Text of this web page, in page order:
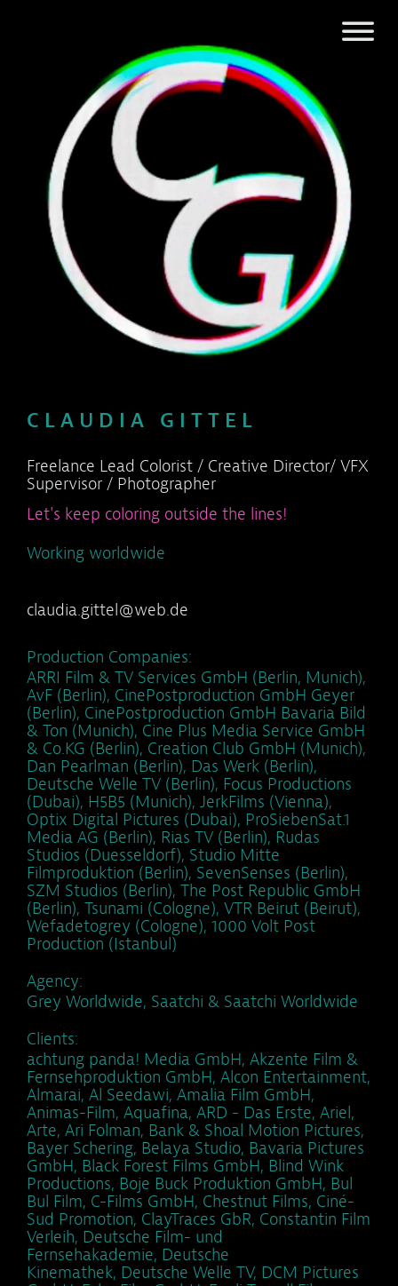
C L A U D I A G I T T E L
Freelance Lead Colorist / Creative Director/ VFX
Supervisor / Photographer
Let's keep coloring outside the lines!
Working worldwide
claudia.gittel@web.de
Production Companies:
ARRI Film & TV Services GmbH (Berlin, Munich),
AvF (Berlin), CinePostproduction GmbH Geyer
(Berlin), CinePostproduction GmbH Bavaria Bild
& Ton (Munich), Cine Plus Media Service GmbH
& Co.KG (Berlin), Creation Club GmbH (Munich),
Dan Pearlman (Berlin), Das Werk (Berlin),
Deutsche Welle TV (Berlin), Focus Productions
(Dubai), H5B5 (Munich), JerkFilms (Vienna),
Optix Digital Pictures (Dubai), ProSiebenSat.1
Media AG (Berlin), Rias TV (Berlin), Rudas
Studios (Duesseldorf), Studio Mitte
Filmproduktion (Berlin), SevenSenses (Berlin),
SZM Studios (Berlin), The Post Republic GmbH
(Berlin), Tsunami (Cologne), VTR Beirut (Beirut),
Wefadetogrey (Cologne), 1000 Volt Post
Production (Istanbul)
Agency:
Grey Worldwide, Saatchi & Saatchi Worldwide
Clients:
achtung panda! Media GmbH, Akzente Film &
Fernsehproduktion GmbH, Alcon Entertainment,
Almarai, Al Seedawi, Amalia Film GmbH,
Animas-Film, Aquafina, ARD - Das Erste, Ariel,
Arte, Ari Folman, Bank & Shoal Motion Pictures,
Bayer Schering, Belaya Studio, Bavaria Pictures
GmbH, Black Forest Films GmbH, Blind Wink
Productions, Boje Buck Produktion GmbH, Bul
Bul Film, C-Films GmbH, Chestnut Films, Ciné-
Sud Promotion, ClayTraces GbR, Constantin Film
Verleih, Deutsche Film- und
Fernsehakademie, Deutsche
Kinemathek, Deutsche Welle TV, DCM Pictures